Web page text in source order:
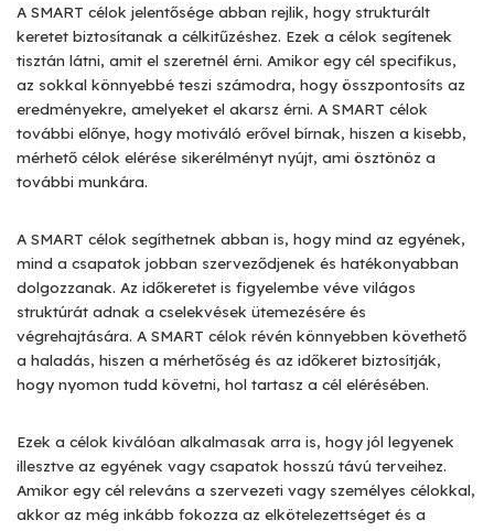
A SMART célok jelentősége abban rejlik, hogy strukturált
keretet biztosítanak a célkitűzéshez. Ezek a célok segítenek
tisztán látni, amit el szeretnél érni. Amikor egy cél specifikus,
az sokkal könnyebbé teszi számodra, hogy összpontosíts az
eredményekre, amelyeket el akarsz érni. A SMART célok
további előnye, hogy motiváló erővel bírnak, hiszen a kisebb,
mérhető célok elérése sikerélményt nyújt, ami ösztönöz a
további munkára.
A SMART célok segíthetnek abban is, hogy mind az egyének,
mind a csapatok jobban szerveződjenek és hatékonyabban
dolgozzanak. Az időkeretet is figyelembe véve világos
struktúrát adnak a cselekvések ütemezésére és
végrehajtására. A SMART célok révén könnyebben követhető
a haladás, hiszen a mérhetőség és az időkeret biztosítják,
hogy nyomon tudd követni, hol tartasz a cél elérésében.
Ezek a célok kiválóan alkalmasak arra is, hogy jól legyenek
illesztve az egyének vagy csapatok hosszú távú terveihez.
Amikor egy cél releváns a szervezeti vagy személyes célokkal,
akkor az még inkább fokozza az elkötelezettséget és a